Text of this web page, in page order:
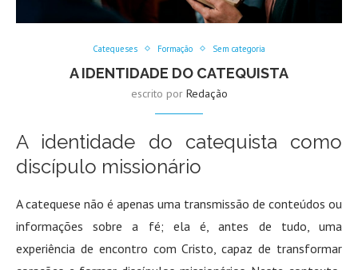
Catequeses Formação Sem categoria
A IDENTIDADE DO CATEQUISTA
escrito por Redação
A identidade do catequista como
discípulo missionário
A catequese não é apenas uma transmissão de conteúdos ou
informações sobre a fé; ela é, antes de tudo, uma
experiência de encontro com Cristo, capaz de transformar